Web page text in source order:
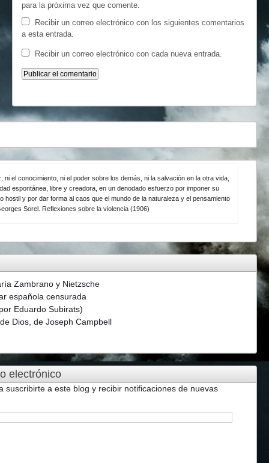
para la próxima vez que comente.
Recibir un correo electrónico con los siguientes comentarios
a esta entrada.
Recibir un correo electrónico con cada nueva entrada.
ni el conocimiento, ni el poder sobre los demás, ni la salvación en la otra vida,
espontánea, libre y creadora, en un denodado esfuerzo por imponer su
hostil y por dar forma al caos que el mundo de la naturaleza y el pensamiento
Sorel. Reflexiones sobre la violencia (1906)
Zambrano y Nietzsche
española censurada
Eduardo Subirats)
Dios, de Joseph Campbell
electrónico
suscribirte a este blog y recibir notificaciones de nuevas